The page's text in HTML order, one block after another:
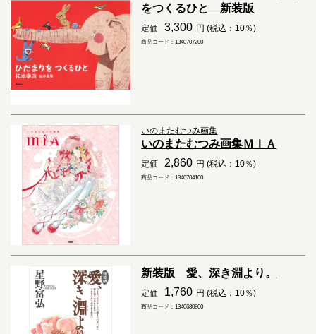
をつくるひと 新装版
定価 3,300 円 (税込：10％)
商品コード：1340707200
いのまたむつみ画集
いのまたむつみ画集ＭＩＡ
定価 2,860 円 (税込：10％)
商品コード：1340704100
新装版 愛、深き淵より。
定価 1,760 円 (税込：10％)
商品コード：1340680800